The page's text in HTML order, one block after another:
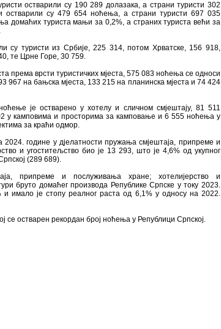
остварили су 190 289 долазака, а страни туристи 302
остварили су 479 654 ноћења, а страни туристи 697 035
домаћих туриста мањи за 0,2%, а страних туриста већи за
су туристи из Србије, 225 314, потом Хрватске, 156 918,
те Црне Горе, 30 759.
према врсти туристичких мјеста, 575 083 ноћења се односи
967 на бањска мјеста, 133 215 на планинска мјеста и 74 424
је остварено у хотелу и сличном смјештају, 81 511
у камповима и просторима за камповање и 6 555 ноћења у
за краћи одмор.
2024. године у дјелатности пружања смјештаја, припреме и
и угоститељство био је 13 293, што је 4,6% од укупног
(289 689).
припреме и послуживања хране; хотелијерство и
бруто домаћег производа Републике Српске у току 2023.
и имало је стопу реалног раста од 6,1% у односу на 2022.
се остварен рекордан број ноћења у Републици Српској.